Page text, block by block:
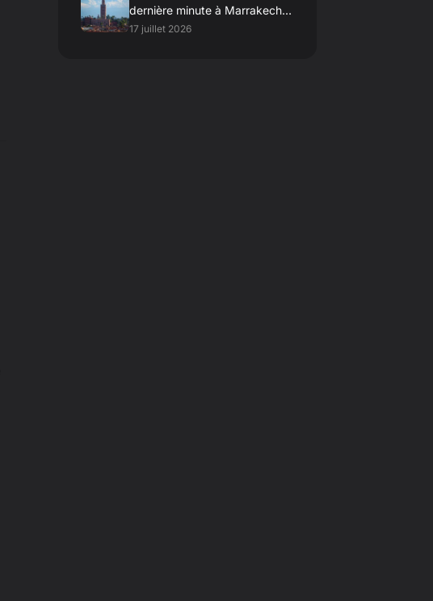
dernière minute à Marrakech :
réactivité et fiabilité garanties
17 juillet 2026